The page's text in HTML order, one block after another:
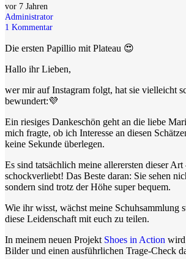
vor 7 Jahren
Administrator
1 Kommentar
Die ersten Papillio mit Plateau 😍
Hallo ihr Lieben,
wer mir auf Instagram folgt, hat sie vielleicht
bewundert:💜
Ein riesiges Dankeschön geht an die liebe
mich fragte, ob ich Interesse an diesen
keine Sekunde überlegen.
Es sind tatsächlich meine allerersten dieser
schockverliebt! Das Beste daran: Sie sehen
sondern sind trotz der Höhe super bequem.
Wie ihr wisst, wächst meine Schuhsammlung
diese Leidenschaft mit euch zu teilen.
In meinem neuen Projekt Shoes in Action wird
Bilder und einen ausführlichen Trage-Check